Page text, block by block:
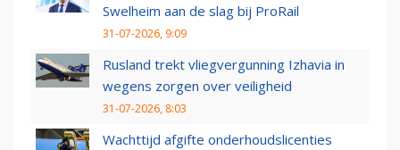
Swelheim aan de slag bij ProRail
31-07-2026, 9:09
Rusland trekt vliegvergunning Izhavia in
wegens zorgen over veiligheid
31-07-2026, 8:03
Wachttijd afgifte onderhoudslicenties